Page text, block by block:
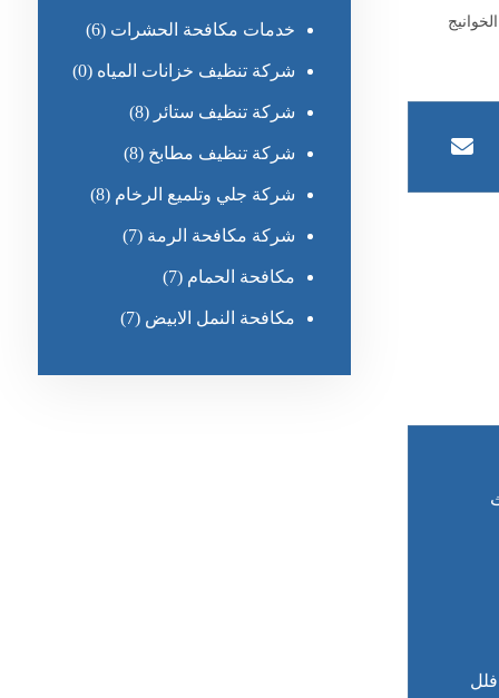
خدمات مكافحة الحشرات (6)
شركة تنظيف خزانات المياه (0)
شركة تنظيف ستائر (8)
شركة تنظيف مطابخ (8)
شركة جلي وتلميع الرخام (8)
شركة مكافحة الرمة (7)
مكافحة الحمام (7)
مكافحة النمل الابيض (7)